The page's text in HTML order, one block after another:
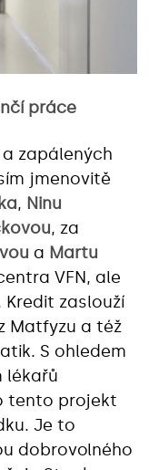
práce
zapálených
jmenovitě
, Ninu
, za
a Martu
VFN, ale
zaslouží
Matfyzu a též
S ohledem
lékařů
tento projekt
Je to
dobrovolného